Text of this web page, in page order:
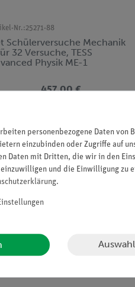
Nr.:25271-88
Schülerversuche Mechanik
32 Versuche, TESS
Physik ME-1
457,00 €
personenbezogene Daten von
einzubinden oder Zugriffe auf
Daten mit Dritten, die wir in den
und die Einwilligung zu
.